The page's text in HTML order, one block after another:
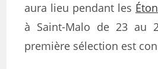
aura lieu pendant les
à Saint-Malo de 23 au
première sélection est